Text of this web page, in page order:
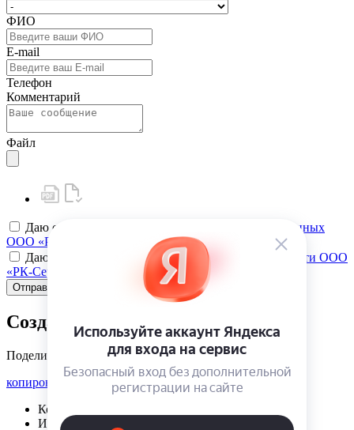
ФИО
E-mail
Телефон
Комментарий
Файл
Даю своё
согласие на обработку персональных данных
ООО «РК-Сервис»
Даю своё
согласие на политику конфиденциальности ООО
«РК-Сервис»
Отправить
Создать карту клиента
Поделиться
копировать ссылку
Корзина | {{ cart.items.value.length }}
Избранное | {{ initData.favoriteProducts.length }}